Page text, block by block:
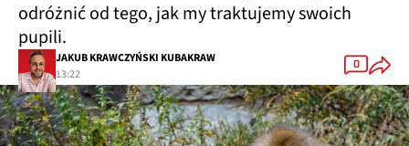
odróżnić od tego, jak my traktujemy swoich
pupili.
JAKUB KRAWCZYŃSKI KUBAKRAW
13:22
0